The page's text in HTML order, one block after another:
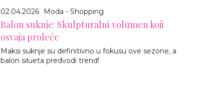
02.04.2026 Moda - Shopping
Balon suknje: Skulpturalni volumen koji
osvaja proleće
Maksi suknje su definitivno u fokusu ove sezone, a
balon silueta predvodi trend!